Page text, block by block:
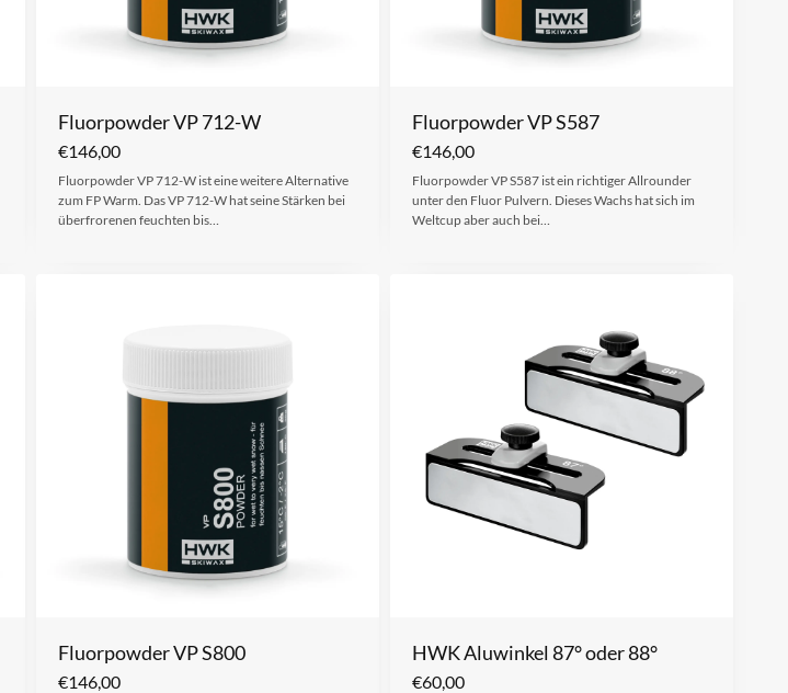
Fluorpowder VP 712-W
€146,00
Fluorpowder VP 712-W ist eine weitere Alternative
zum FP Warm. Das VP 712-W hat seine Stärken bei
überfrorenen feuchten bis…
Fluorpowder VP S587
€146,00
Fluorpowder VP S587 ist ein richtiger Allrounder
unter den Fluor Pulvern. Dieses Wachs hat sich im
Weltcup aber auch bei…
Fluorpowder VP S800
€146,00
HWK Aluwinkel 87° oder 88°
€60,00